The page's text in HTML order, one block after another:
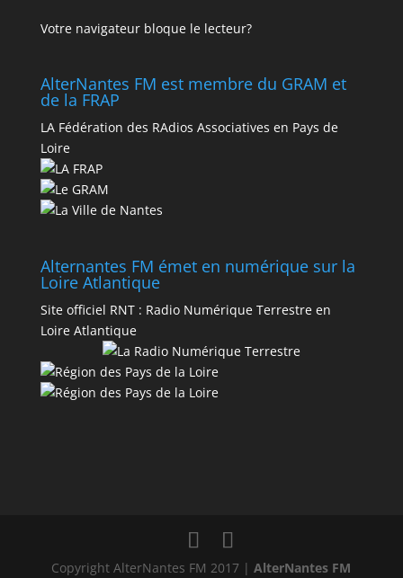
Votre navigateur bloque le lecteur?
AlterNantes FM est membre du GRAM et
de la FRAP
LA Fédération des RAdios Associatives en Pays de
Loire
Alternantes FM émet en numérique sur la
Loire Atlantique
Site officiel RNT : Radio Numérique Terrestre en
Loire Atlantique
Copyright AlterNantes FM 2017 |AlterNantes FM